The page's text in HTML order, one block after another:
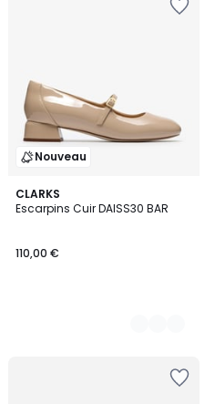
Nouveau
CLARKS
Escarpins Cuir DAISS30 BAR
110,00 €
2
Couleurs